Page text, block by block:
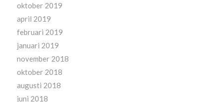
oktober 2019
april 2019
februari 2019
januari 2019
november 2018
oktober 2018
augusti 2018
juni 2018